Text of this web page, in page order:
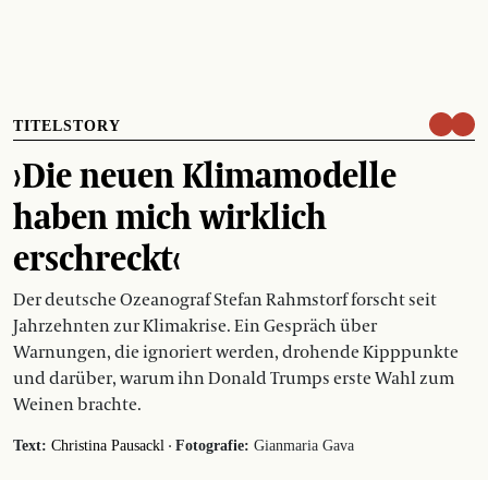
TITELSTORY
›Die neuen Klimamodelle
haben mich wirklich
erschreckt‹
Der deutsche Ozeanograf Stefan Rahmstorf forscht seit
Jahrzehnten zur Klimakrise. Ein Gespräch über
Warnungen, die ignoriert werden, drohende Kipppunkte
und darüber, warum ihn Donald Trumps erste Wahl zum
Weinen brachte.
Text: Christina Pausackl · Fotografie: Gianmaria Gava